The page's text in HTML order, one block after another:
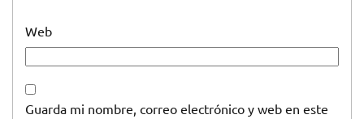
Web
Guarda mi nombre, correo electrónico y web en este